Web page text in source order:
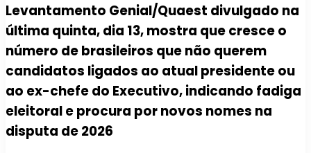
Levantamento Genial/Quaest divulgado na
última quinta, dia 13, mostra que cresce o
número de brasileiros que não querem
candidatos ligados ao atual presidente ou
ao ex-chefe do Executivo, indicando fadiga
eleitoral e procura por novos nomes na
disputa de 2026